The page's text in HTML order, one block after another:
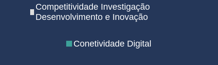
Competitividade Investigação
Desenvolvimento e Inovação
Conetividade Digital